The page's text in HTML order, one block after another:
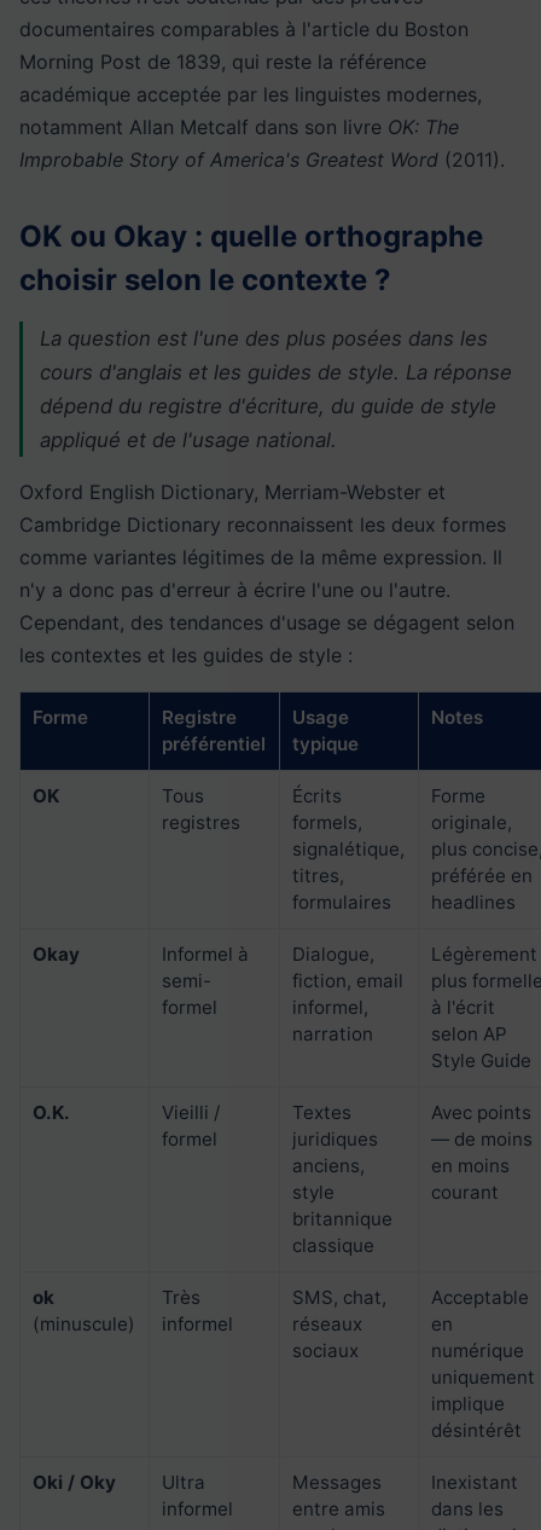
documentaires comparables à l'article du Boston
Morning Post de 1839, qui reste la référence
académique acceptée par les linguistes modernes,
notamment Allan Metcalf dans son livre OK: The
Improbable Story of America's Greatest Word (2011).
OK ou Okay : quelle orthographe
choisir selon le contexte ?
La question est l'une des plus posées dans les
cours d'anglais et les guides de style. La réponse
dépend du registre d'écriture, du guide de style
appliqué et de l'usage national.
Oxford English Dictionary, Merriam-Webster et
Cambridge Dictionary reconnaissent les deux formes
comme variantes légitimes de la même expression. Il
n'y a donc pas d'erreur à écrire l'une ou l'autre.
Cependant, des tendances d'usage se dégagent selon
les contextes et les guides de style :
Forme
Registre
préférentiel
Usage
typique
Notes
OK
Tous
registres
Écrits
formels,
signalétique,
titres,
formulaires
Forme
originale,
plus
préférée en
headlines
Okay
Informel à
semi-
formel
Dialogue,
fiction, email
informel,
narration
Légèrement
plus
à l'écrit
selon AP
Style Guide
O.K.
Vieilli /
formel
Textes
juridiques
anciens,
style
britannique
classique
Avec points
— de moins
en moins
courant
ok
(minuscule)
Très
informel
SMS, chat,
réseaux
sociaux
Acceptable
en
numérique
uniquement
implique
désintérêt
Oki / Oky
Ultra
informel
Messages
entre amis
Inexistant
dans les